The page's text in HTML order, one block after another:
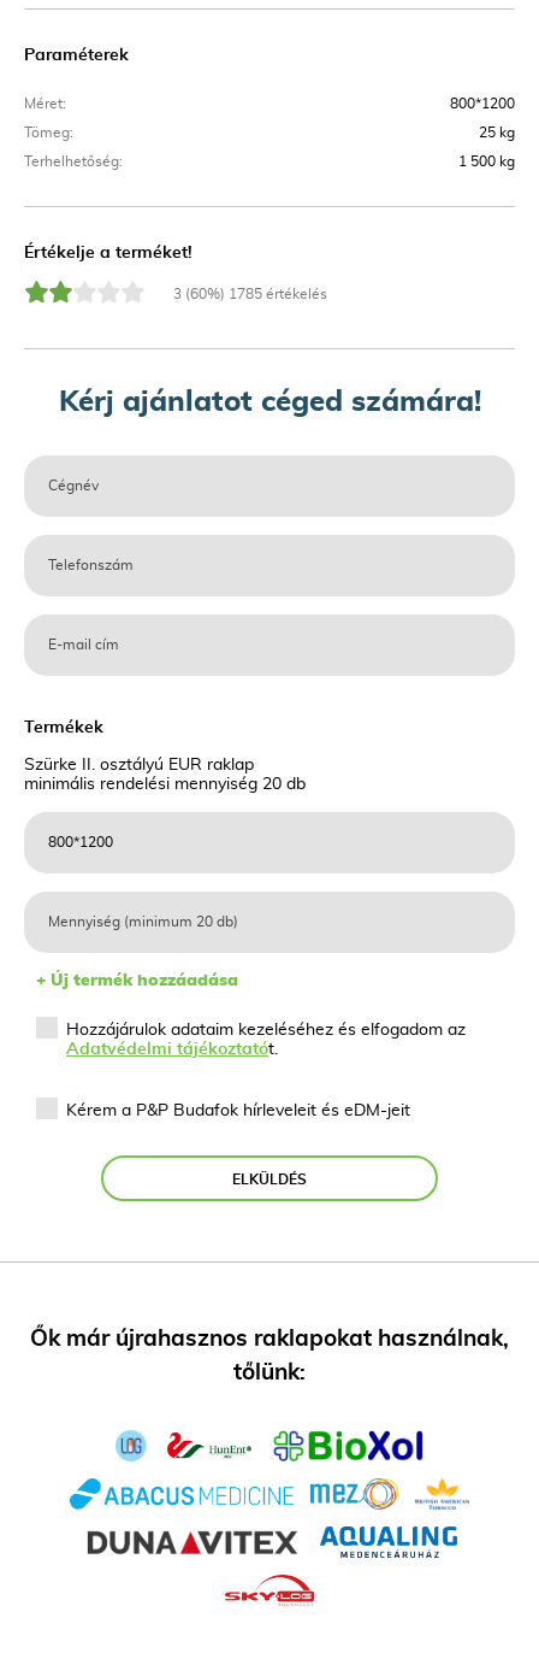
Paraméterek
Méret:
800*1200
Tömeg:
25 kg
Terhelhetőség:
1 500 kg
Értékelje a terméket!
3 (60%) 1785 értékelés
Kérj ajánlatot céged számára!
Termékek
Szürke II. osztályú EUR raklap
minimális rendelési mennyiség 20 db
+ Új termék hozzáadása
Hozzájárulok adataim kezeléséhez és elfogadom az
Adatvédelmi tájékoztatót.
Kérem a P&P Budafok hírleveleit és eDM-jeit
ELKÜLDÉS
Ők már újrahasznos raklapokat használnak,
tőlünk: